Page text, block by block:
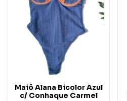
Maiô Alana Bicolor Azul
c/ Conhaque Carmel